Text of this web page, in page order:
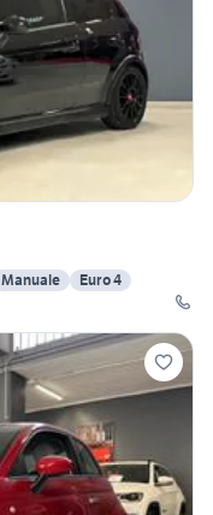
Manuale
Euro 4